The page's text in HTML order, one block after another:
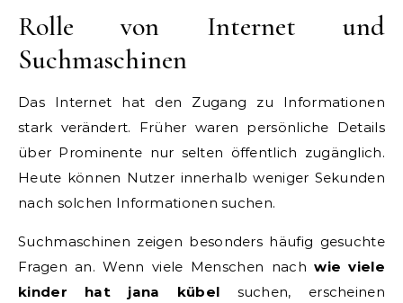
Rolle von Internet und
Suchmaschinen
Das Internet hat den Zugang zu Informationen
stark verändert. Früher waren persönliche Details
über Prominente nur selten öffentlich zugänglich.
Heute können Nutzer innerhalb weniger Sekunden
nach solchen Informationen suchen.
Suchmaschinen zeigen besonders häufig gesuchte
Fragen an. Wenn viele Menschen nachwie viele
kinder hat jana kübel suchen, erscheinen